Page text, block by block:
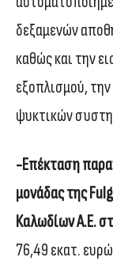
δεξαμενών
καθώς και την
εξοπλισμού,
ψυκτικών
-Επέκταση
μονάδας της
Καλωδίων Α.Ε.
76,49 εκατ.